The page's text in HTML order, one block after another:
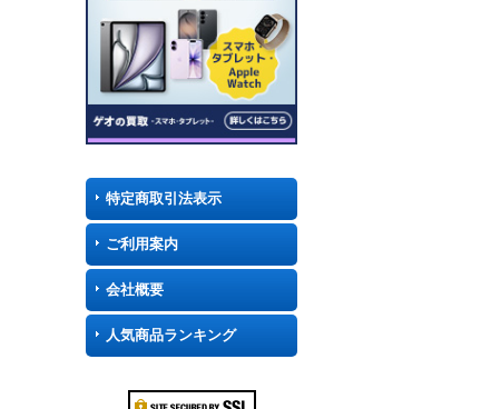
特定商取引法表示
ご利用案内
会社概要
人気商品ランキング